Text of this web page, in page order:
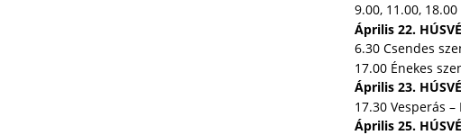
9.00, 11.00,
Április 22.
6.30 Csendes
17.00 Énekes
Április 23.
17.30 Vesperás
Április 25.